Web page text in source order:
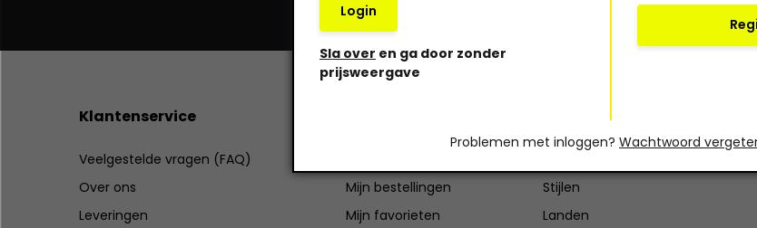
Login
Sla over en ga door zonder
prijsweergave
Problemen met inloggen? Wachtwoord
Klantenservice
Veelgestelde vragen (FAQ)
Over ons
Leveringen
Mijn bestellingen
Mijn favorieten
Categorieën
Stijlen
Landen